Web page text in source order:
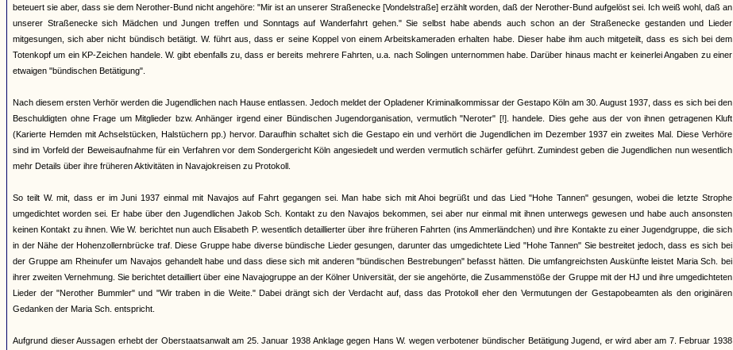
beteuert sie aber, dass sie dem Nerother-Bund nicht angehöre: "Mir ist an unserer Straßenecke [Vondelstraße] erzählt worden, daß der Nerother-Bund aufgelöst sei. Ich weiß wohl, daß an
unserer Straßenecke sich Mädchen und Jungen treffen und Sonntags auf Wanderfahrt gehen." Sie selbst habe abends auch schon an der Straßenecke gestanden und Lieder
mitgesungen, sich aber nicht bündisch betätigt. W. führt aus, dass er seine Koppel von einem Arbeitskameraden erhalten habe. Dieser habe ihm auch mitgeteilt, dass es sich bei dem
Totenkopf um ein KP-Zeichen handele. W. gibt ebenfalls zu, dass er bereits mehrere Fahrten, u.a. nach Solingen unternommen habe. Darüber hinaus macht er keinerlei Angaben zu einer
etwaigen "bündischen Betätigung".
Nach diesem ersten Verhör werden die Jugendlichen nach Hause entlassen. Jedoch meldet der Opladener Kriminalkommissar der Gestapo Köln am 30. August 1937, dass es sich bei den
Beschuldigten ohne Frage um Mitglieder bzw. Anhänger irgend einer Bündischen Jugendorganisation, vermutlich "Neroter" [!]. handele. Dies gehe aus der von ihnen getragenen Kluft
(Karierte Hemden mit Achselstücken, Halstüchern pp.) hervor. Daraufhin schaltet sich die Gestapo ein und verhört die Jugendlichen im Dezember 1937 ein zweites Mal. Diese Verhöre
sind im Vorfeld der Beweisaufnahme für ein Verfahren vor dem Sondergericht Köln angesiedelt und werden vermutlich schärfer geführt. Zumindest geben die Jugendlichen nun wesentlich
mehr Details über ihre früheren Aktivitäten in Navajokreisen zu Protokoll.
So teilt W. mit, dass er im Juni 1937 einmal mit Navajos auf Fahrt gegangen sei. Man habe sich mit Ahoi begrüßt und das Lied "Hohe Tannen" gesungen, wobei die letzte Strophe
umgedichtet worden sei. Er habe über den Jugendlichen Jakob Sch. Kontakt zu den Navajos bekommen, sei aber nur einmal mit ihnen unterwegs gewesen und habe auch ansonsten
keinen Kontakt zu ihnen. Wie W. berichtet nun auch Elisabeth P. wesentlich detaillierter über ihre früheren Fahrten (ins Ammerländchen) und ihre Kontakte zu einer Jugendgruppe, die sich
in der Nähe der Hohenzollernbrücke traf. Diese Gruppe habe diverse bündische Lieder gesungen, darunter das umgedichtete Lied "Hohe Tannen" Sie bestreitet jedoch, dass es sich bei
der Gruppe am Rheinufer um Navajos gehandelt habe und dass diese sich mit anderen "bündischen Bestrebungen" befasst hätten. Die umfangreichsten Auskünfte leistet Maria Sch. bei
ihrer zweiten Vernehmung. Sie berichtet detailliert über eine Navajogruppe an der Kölner Universität, der sie angehörte, die Zusammenstöße der Gruppe mit der HJ und ihre umgedichteten
Lieder der "Nerother Bummler" und "Wir traben in die Weite." Dabei drängt sich der Verdacht auf, dass das Protokoll eher den Vermutungen der Gestapobeamten als den originären
Gedanken der Maria Sch. entspricht.
Aufgrund dieser Aussagen erhebt der Oberstaatsanwalt am 25. Januar 1938 Anklage gegen Hans W. wegen verbotener bündischer Betätigung Jugend, er wird aber am 7. Februar 1938